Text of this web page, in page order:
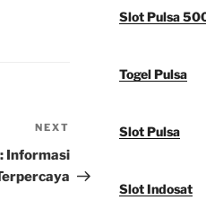
Post
NEXT
Informasi
Slot Pulsa
Togel Pulsa
Slot Pulsa
Slot Indosat